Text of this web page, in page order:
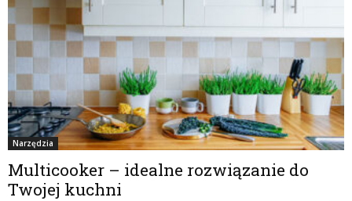
Narzędzia
Multicooker – idealne rozwiązanie do
Twojej kuchni